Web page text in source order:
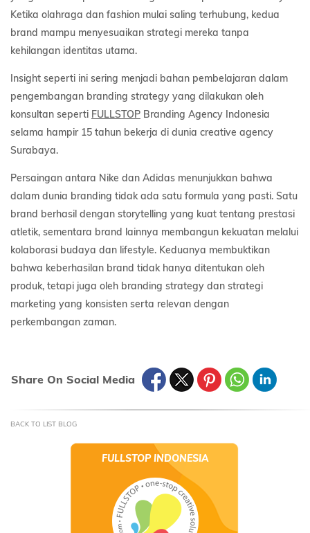
Ketika olahraga dan fashion mulai saling terhubung, kedua
brand mampu menyesuaikan strategi mereka tanpa
kehilangan identitas utama.
Insight seperti ini sering menjadi bahan pembelajaran dalam
pengembangan branding strategy yang dilakukan oleh
konsultan seperti FULLSTOP Branding Agency Indonesia
selama hampir 15 tahun bekerja di dunia creative agency
Surabaya.
Persaingan antara Nike dan Adidas menunjukkan bahwa
dalam dunia branding tidak ada satu formula yang pasti. Satu
brand berhasil dengan storytelling yang kuat tentang prestasi
atletik, sementara brand lainnya membangun kekuatan melalui
kolaborasi budaya dan lifestyle. Keduanya membuktikan
bahwa keberhasilan brand tidak hanya ditentukan oleh
produk, tetapi juga oleh branding strategy dan strategi
marketing yang konsisten serta relevan dengan
perkembangan zaman.
Share On Social Media
BACK TO LIST BLOG
FULLSTOP INDONESIA